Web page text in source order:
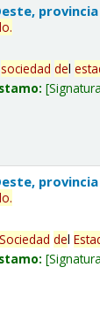
provincia
.
sociedad del
provincia
.
Sociedad del